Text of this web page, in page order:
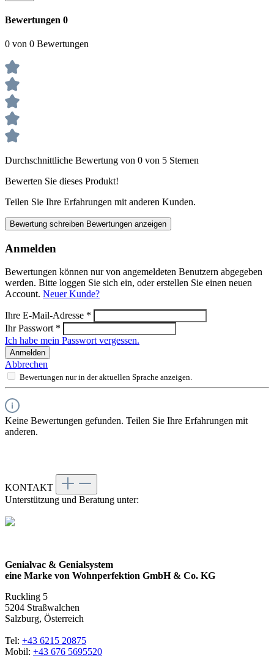
Bewertungen 0
0 von 0 Bewertungen
Durchschnittliche Bewertung von 0 von 5 Sternen
Bewerten Sie dieses Produkt!
Teilen Sie Ihre Erfahrungen mit anderen Kunden.
Bewertung schreiben Bewertungen anzeigen
Anmelden
Bewertungen können nur von angemeldeten Benutzern abgegeben
werden. Bitte loggen Sie sich ein, oder erstellen Sie einen neuen
Account. Neuer Kunde?
Ihre E-Mail-Adresse *
Ihr Passwort *
Ich habe mein Passwort vergessen.
Anmelden
Abbrechen
Bewertungen nur in der aktuellen Sprache anzeigen.
Keine Bewertungen gefunden. Teilen Sie Ihre Erfahrungen mit
anderen.
KONTAKT
Unterstützung und Beratung unter:
Genialvac & Genialsystem
eine Marke von Wohnperfektion GmbH & Co. KG
Ruckling 5
5204 Straßwalchen
Salzburg, Österreich
Tel: +43 6215 20875
Mobil: +43 676 5695520